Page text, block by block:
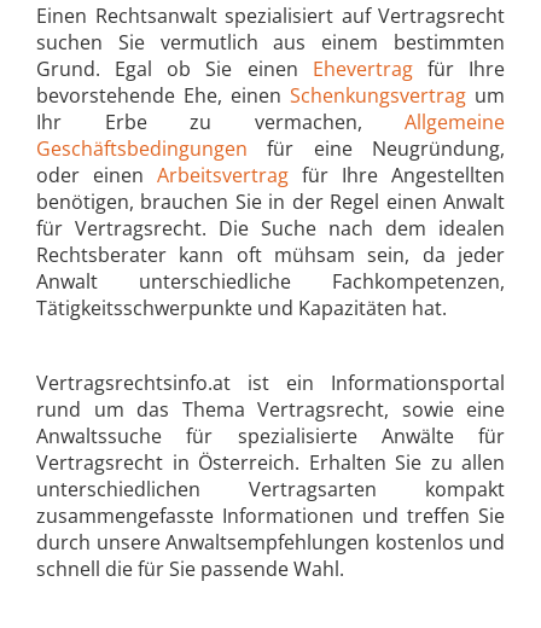
Einen Rechtsanwalt spezialisiert auf Vertragsrecht
suchen Sie vermutlich aus einem bestimmten
Grund. Egal ob Sie einen Ehevertragfür Ihre
bevorstehende Ehe, einen Schenkungsvertrag um
Ihr Erbe zu vermachen, Allgemeine
Geschäftsbedingungen für eine Neugründung,
oder einen Arbeitsvertrag für Ihre Angestellten
benötigen, brauchen Sie in der Regel einen Anwalt
für Vertragsrecht. Die Suche nach dem idealen
Rechtsberater kann oft mühsam sein, da jeder
Anwalt unterschiedliche Fachkompetenzen,
Tätigkeitsschwerpunkte und Kapazitäten hat.
Vertragsrechtsinfo.at ist ein Informationsportal
rund um das Thema Vertragsrecht, sowie eine
Anwaltssuche für spezialisierte Anwälte für
Vertragsrecht in Österreich. Erhalten Sie zu allen
unterschiedlichen Vertragsarten kompakt
zusammengefasste Informationen und treffen Sie
durch unsere Anwaltsempfehlungen kostenlos und
schnell die für Sie passende Wahl.